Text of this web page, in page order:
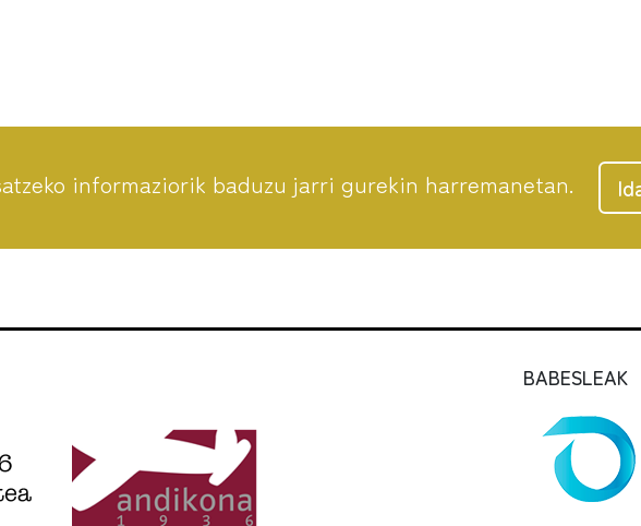
informaziorik baduzu jarri gurekin harremanetan.
BABESLEAK